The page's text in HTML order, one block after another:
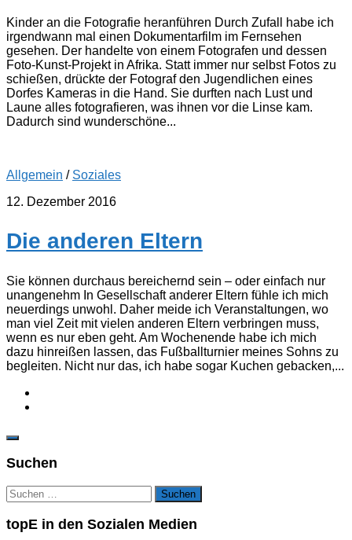
Kinder an die Fotografie heranführen Durch Zufall habe ich
irgendwann mal einen Dokumentarfilm im Fernsehen
gesehen. Der handelte von einem Fotografen und dessen
Foto-Kunst-Projekt in Afrika. Statt immer nur selbst Fotos zu
schießen, drückte der Fotograf den Jugendlichen eines
Dorfes Kameras in die Hand. Sie durften nach Lust und
Laune alles fotografieren, was ihnen vor die Linse kam.
Dadurch sind wunderschöne...
Allgemein / Soziales
12. Dezember 2016
Die anderen Eltern
Sie können durchaus bereichernd sein – oder einfach nur
unangenehm In Gesellschaft anderer Eltern fühle ich mich
neuerdings unwohl. Daher meide ich Veranstaltungen, wo
man viel Zeit mit vielen anderen Eltern verbringen muss,
wenn es nur eben geht. Am Wochenende habe ich mich
dazu hinreißen lassen, das Fußballturnier meines Sohns zu
begleiten. Nicht nur das, ich habe sogar Kuchen gebacken,...
Suchen
Suchen
nach:
topE in den Sozialen Medien